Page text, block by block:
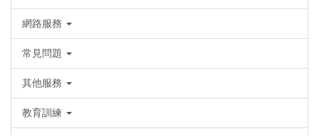
網路服務
常見問題
其他服務
教育訓練